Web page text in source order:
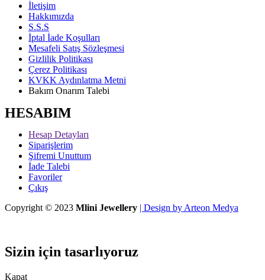
İletişim
Hakkımızda
S.S.S
İptal İade Koşulları
Mesafeli Satış Sözleşmesi
Gizlilik Politikası
Çerez Politikası
KVKK Aydınlatma Metni
Bakım Onarım Talebi
HESABIM
Hesap Detayları
Siparişlerim
Şifremi Unuttum
İade Talebi
Favoriler
Çıkış
Copyright © 2023 Mlini Jewellery | Design by Arteon Medya
Sizin için tasarlıyoruz
Kapat